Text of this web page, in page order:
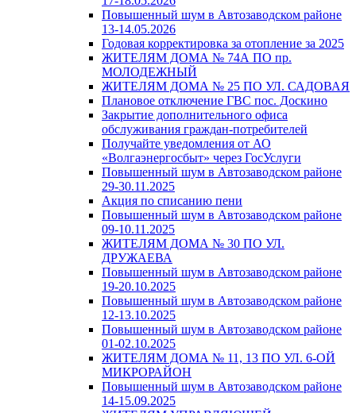
Повышенный шум в Автозаводском районе
13-14.05.2026
Годовая корректировка за отопление за 2025
ЖИТЕЛЯМ ДОМА № 74А ПО пр.
МОЛОДЕЖНЫЙ
ЖИТЕЛЯМ ДОМА № 25 ПО УЛ. САДОВАЯ
Плановое отключение ГВС пос. Доскино
Закрытие дополнительного офиса
обслуживания граждан-потребителей
Получайте уведомления от АО
«Волгаэнергосбыт» через ГосУслуги
Повышенный шум в Автозаводском районе
29-30.11.2025
Акция по списанию пени
Повышенный шум в Автозаводском районе
09-10.11.2025
ЖИТЕЛЯМ ДОМА № 30 ПО УЛ.
ДРУЖАЕВА
Повышенный шум в Автозаводском районе
19-20.10.2025
Повышенный шум в Автозаводском районе
12-13.10.2025
Повышенный шум в Автозаводском районе
01-02.10.2025
ЖИТЕЛЯМ ДОМА № 11, 13 ПО УЛ. 6-ОЙ
МИКРОРАЙОН
Повышенный шум в Автозаводском районе
14-15.09.2025